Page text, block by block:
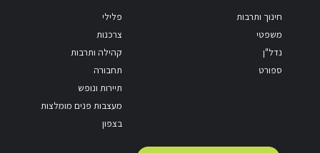
חינוך ותרבות
משפטי
נדל"ן
ספורט
פלילי
צרכנות
קהילה ותרבות
תחבורה
תיירות ונופש
מעצבות פנים מומלצות
בצפון